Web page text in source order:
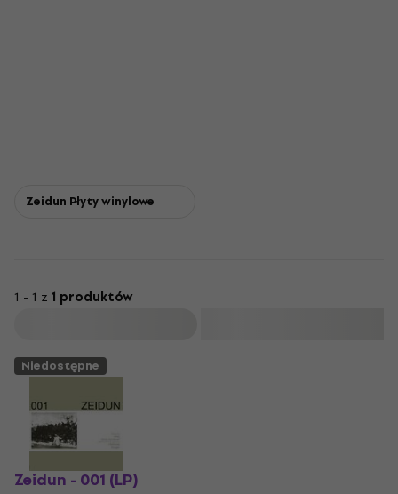
Zeidun Płyty winylowe
1 - 1 z 1 produktów
Niedostępne
Zeidun - 001 (LP)